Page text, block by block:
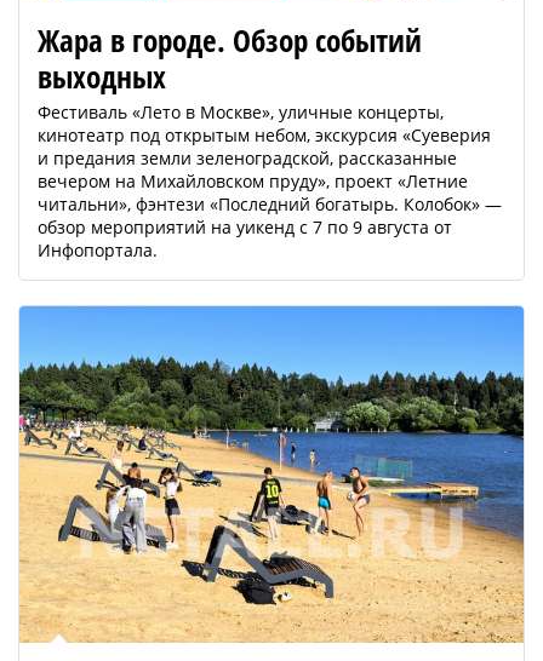
Жара в городе. Обзор событий
выходных
Фестиваль «Лето в Москве», уличные концерты,
кинотеатр под открытым небом, экскурсия «Суеверия
и предания земли зеленоградской, рассказанные
вечером на Михайловском пруду», проект «Летние
читальни», фэнтези «Последний богатырь. Колобок» —
обзор мероприятий на уикенд с 7 по 9 августа от
Инфопортала.